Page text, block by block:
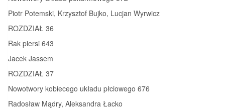
Piotr Potemski, Krzysztof Bujko, Lucjan Wyrwicz
ROZDZIAŁ 36
Rak piersi 643
Jacek Jassem
ROZDZIAŁ 37
Nowotwory kobiecego układu płciowego 676
Radosław Mądry, Aleksandra Łacko